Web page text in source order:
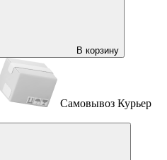
В корзину
Самовывоз Курьер